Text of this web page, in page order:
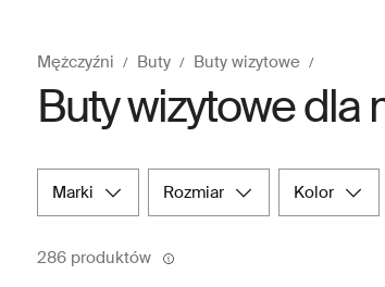
Mężczyźni Buty Buty wizytowe
Buty wizytowe dla
marki rozmiar kolor
286 produktów